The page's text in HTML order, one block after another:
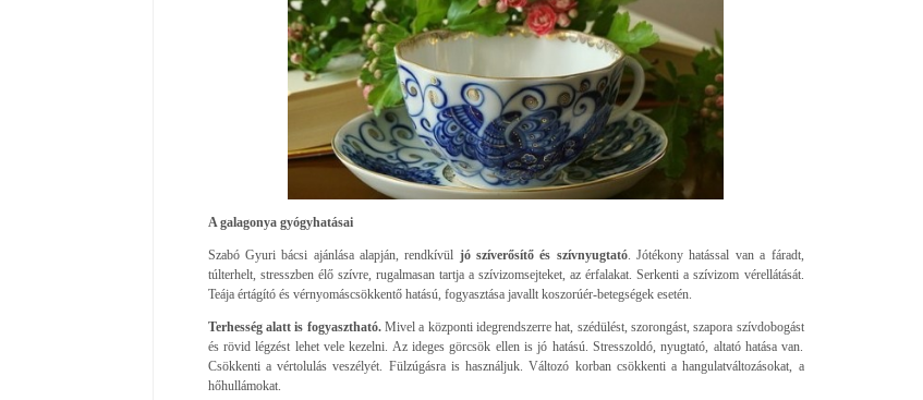
A galagonya gyógyhatásai
Szabó Gyuri bácsi ajánlása alapján, rendkívül jó szíverősítő és szívnyugtató. Jótékony hatással van a fáradt,
túlterhelt, stresszben élő szívre, rugalmasan tartja a szívizomsejteket, az érfalakat. Serkenti a szívizom vérellátását.
Teája értágító és vérnyomáscsökkentő hatású, fogyasztása javallt koszorúér-betegségek esetén.
Terhesség alatt is fogyasztható.Mivel a központi idegrendszerre hat, szédülést, szorongást, szapora szívdobogást
és rövid légzést lehet vele kezelni. Az ideges görcsök ellen is jó hatású. Stresszoldó, nyugtató, altató hatása van.
Csökkenti a vértolulás veszélyét. Fülzúgásra is használjuk. Változó korban csökkenti a hangulatváltozásokat, a
hőhullámokat.